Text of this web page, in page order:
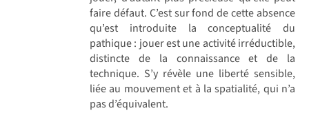
faire défaut. C’est sur fond de cette absence
qu’est introduite la conceptualité du
pathique : jouer est une activité irréductible,
distincte de la connaissance et de la
technique. S’y révèle une liberté sensible,
liée au mouvement et à la spatialité, qui n’a
pas d’équivalent.